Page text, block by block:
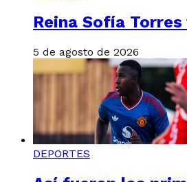
Reina Sofía
5 de agosto de 2026
DEPORTES